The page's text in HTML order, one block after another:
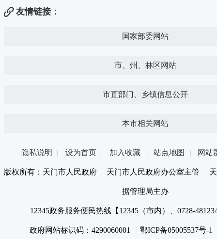
友情链接：
国家部委网站
市、州、林区网站
市直部门、乡镇信息公开
本市相关网站
隐私说明 | 设为首页 | 加入收藏 | 站点地图 | 网站
版权所有：天门市人民政府 天门市人民政府办公室主管 天
据管理局主办
12345政务服务便民热线【12345（市内）、0728-
政府网站标识码：4290060001 鄂ICP备05005537号